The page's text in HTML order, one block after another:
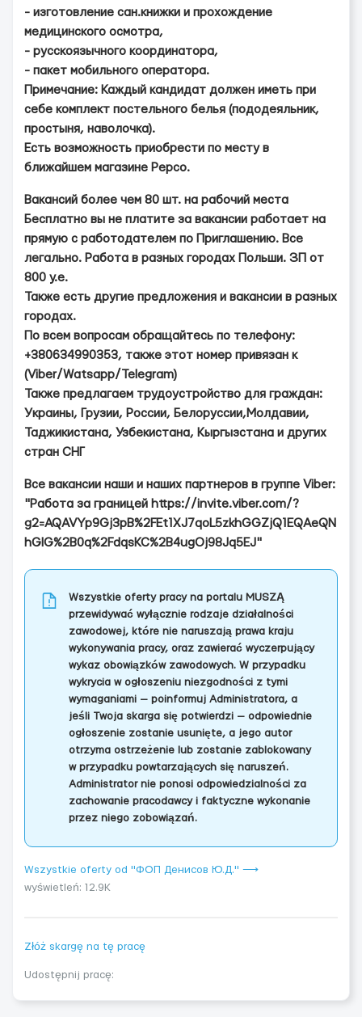
- изготовление сан.книжки и прохождение
медицинского осмотра,
- русскоязычного координатора,
- пакет мобильного оператора.
Примечание: Каждый кандидат должен иметь при
себе комплект постельного белья (пододеяльник,
простыня, наволочка).
Есть возможность приобрести по месту в
ближайшем магазине Pepco.
Вакансий более чем 80 шт. на рабочий места
Бесплатно вы не платите за вакансии работает на
прямую с работодателем по Приглашению. Все
легально. Работа в разных городах Польши. ЗП от
800 у.е.
Также есть другие предложения и вакансии в разных
городах.
По всем вопросам обращайтесь по телефону:
+380634990353, также этот номер привязан к
(Viber/Watsapp/Telegram)
Также предлагаем трудоустройство для граждан:
Украины, Грузии, России, Белоруссии,Молдавии,
Таджикистана, Узбекистана, Кыргызстана и других
стран СНГ
Все вакансии наши и наших партнеров в группе Viber:
"Работа за границей https://invite.viber.com/?
g2=AQAVYp9Gj3pB%2FEt1XJ7qoL5zkhGGZjQ1EQAeQN
hGlG%2B0q%2FdqsKC%2B4ugOj98Jq5EJ"
Wszystkie oferty pracy na portalu MUSZĄ
przewidywać wyłącznie rodzaje działalności
zawodowej, które nie naruszają prawa kraju
wykonywania pracy, oraz zawierać wyczerpujący
wykaz obowiązków zawodowych. W przypadku
wykrycia w ogłoszeniu niezgodności z tymi
wymaganiami — poinformuj Administratora, a
jeśli Twoja skarga się potwierdzi — odpowiednie
ogłoszenie zostanie usunięte, a jego autor
otrzyma ostrzeżenie lub zostanie zablokowany
w przypadku powtarzających się naruszeń.
Administrator nie ponosi odpowiedzialności za
zachowanie pracodawcy i faktyczne wykonanie
przez niego zobowiązań.
Wszystkie oferty od "ФОП Денисов Ю.Д." ⟶
wyświetleń: 12.9K
Złóż skargę na tę pracę
Udostępnij pracę: